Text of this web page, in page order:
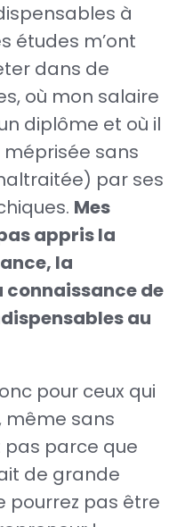
à
études m’ont
dans de
où mon salaire
diplôme et où il
sans
par ses
Mes
appris la
la
de
au
pour ceux qui
même sans
pas parce que
de grande
pourrez pas être